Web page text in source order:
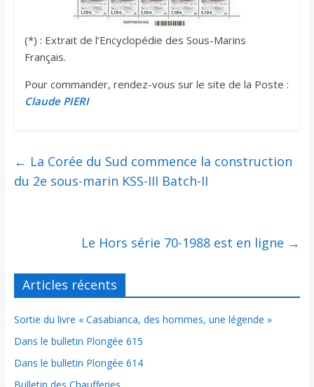
(*) : Extrait de l’Encyclopédie des Sous-Marins
Français.
Pour commander, rendez-vous sur le site de la Poste :
Claude PIERI
← La Corée du Sud commence la construction
du 2e sous-marin KSS-III Batch-II
Le Hors série 70-1988 est en ligne →
Articles récents
Sortie du livre « Casabianca, des hommes, une légende »
Dans le bulletin Plongée 615
Dans le bulletin Plongée 614